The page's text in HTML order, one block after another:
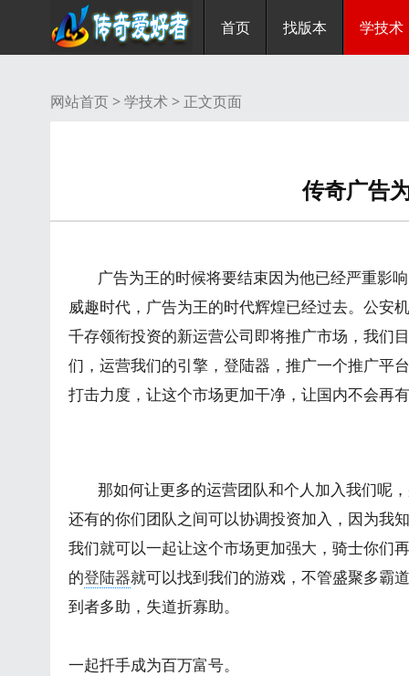
首页 找版本 学技术
网站首页 >学技术 > 正文页面
传奇广告
广告为王的时候将要结束因为他已经严重影
威趣时代，广告为王的时代辉煌已经过去。公安
千存领衔投资的新运营公司即将推广市场，我
们，运营我们的引擎，登陆器，推广一个推广平
打击力度，让这个市场更加干净，让国内不会再
那如何让更多的运营团队和个人加入我们呢
还有的你们团队之间可以协调投资加入，因为我
我们就可以一起让这个市场更加强大，骑士你们
的登陆器就可以找到我们的游戏，不管盛聚多霸
到者多助，失道折寡助。
一起扦手成为百万富号。